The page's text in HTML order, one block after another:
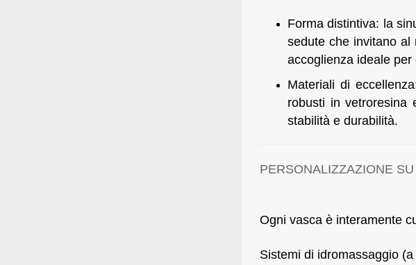
Forma distintiva: la
sedute che invitano al
accoglienza ideale per
Materiali di
robusti in vetroresina
stabilità e durabilità.
PERSONALIZZAZIONE
Ogni vasca è interamente
Sistemi di idromassaggio (a